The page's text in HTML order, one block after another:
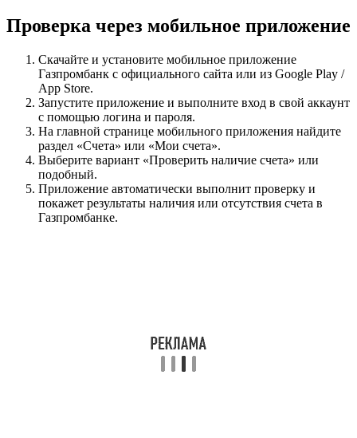
Проверка через мобильное приложение
Скачайте и установите мобильное приложение
Газпромбанк с официального сайта или из Google Play /
App Store.
Запустите приложение и выполните вход в свой аккаунт
с помощью логина и пароля.
На главной странице мобильного приложения найдите
раздел «Счета» или «Мои счета».
Выберите вариант «Проверить наличие счета» или
подобный.
Приложение автоматически выполнит проверку и
покажет результаты наличия или отсутствия счета в
Газпромбанке.